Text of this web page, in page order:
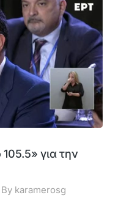
για την
By karamerosg